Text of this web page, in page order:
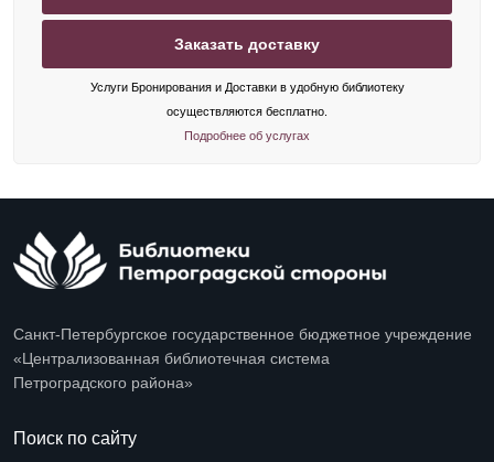
Заказать доставку
Услуги Бронирования и Доставки в удобную библиотеку
осуществляются бесплатно.
Подробнее об услугах
Санкт-Петербургское государственное бюджетное учреждение
«Централизованная библиотечная система
Петроградского района»
Поиск по сайту